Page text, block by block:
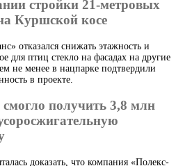
стройки 21-метровых
Куршской косе
отказался снижать этажность и
для птиц стекло на фасадах на другие
не менее в нацпарке подтвердили
в проекте.
получить 3,8 млн
доказать, что компания «Полекс-